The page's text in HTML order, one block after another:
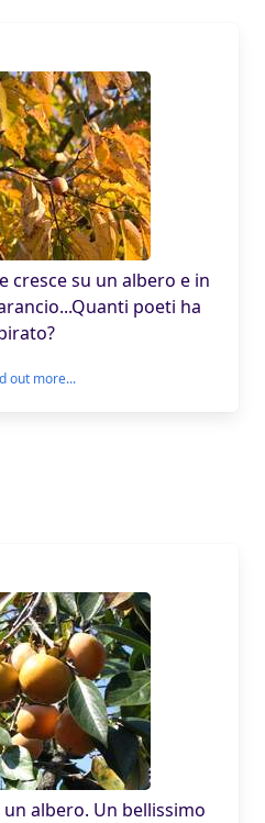
cresce su un albero e in
poeti ha
out more...
albero. Un bellissimo